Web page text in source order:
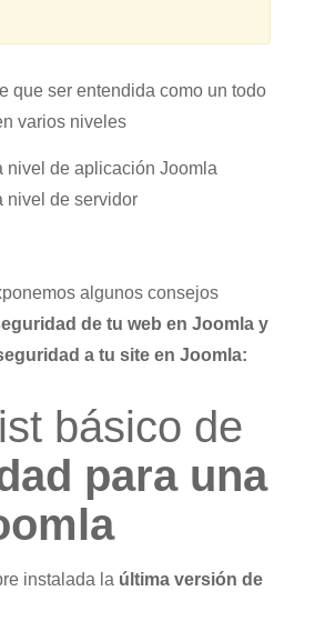
que ser entendida como un todo
varios niveles
nivel de aplicación Joomla
nivel de servidor
algunos consejos
de tu web en Joomla y
a tu site en Joomla:
básico de
para una
instalada la última versión de